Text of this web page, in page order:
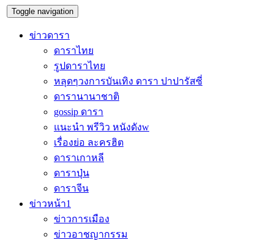
Toggle navigation
ข่าวดารา
ดาราไทย
รูปดาราไทย
หลุดๆวงการบันเทิง ดารา ปาปารัสซี่
ดารานานาชาติ
gossip ดารา
แนะนำ พรีวิว หนังดังw
เรื่องย่อ ละครฮิต
ดาราเกาหลี
ดาราปุ่น
ดาราจีน
ข่าวหน้า1
ข่าวการเมือง
ข่าวอาชญากรรม